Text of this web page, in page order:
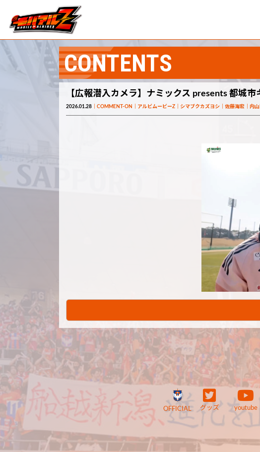
CONTENTS
【広報潜入カメラ】ナミックス presents 都城市
2026.01.28 COMMENT-ON アルビムービーZ シマブクカズヨシ 佐藤海宏 内
OFFICIAL グッズ youtube